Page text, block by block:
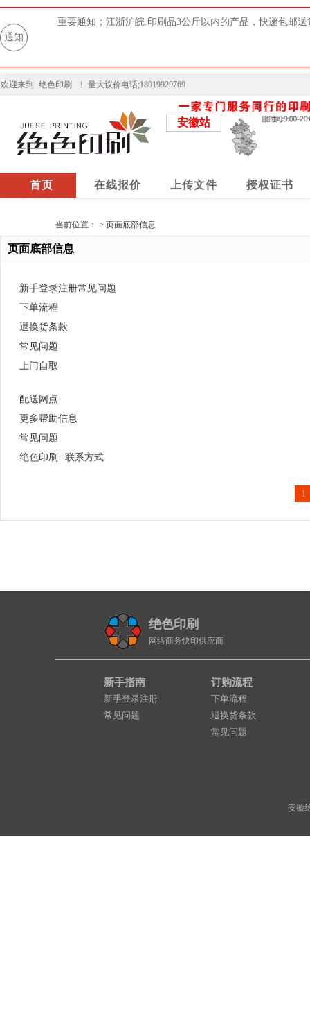
通知
重要通知；江浙沪皖.印刷品3公斤以内的产品，快递包邮
欢迎来到 绝色印刷 ！ 量大议价电话;18019929769
安徽站
首页 在线报价 上传文件 授权证书
当前位置： > 页面底部信息
页面底部信息
新手登录注册常见问题
下单流程
退换货条款
常见问题
上门自取
配送网点
更多帮助信息
常见问题
绝色印刷--联系方式
1
绝色印刷
网络商务快印供应商
新手指南
新手登录注册
常见问题
订购流程
下单流程
退换货条款
常见问题
安徽